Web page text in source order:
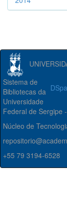
Sistema de
Bibliotecas da
Universidade
Federal de Sergipe
Núcleo de
+55 79 3194-6528